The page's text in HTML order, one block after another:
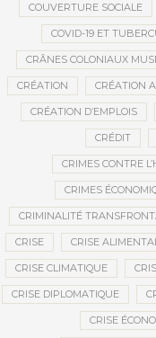
COUVERTURE SOCIALE
COVID-19 ET
CRÂNES COLONIAUX
CRÉATION CRÉATION
CRÉATION D’EMPLOIS
CRÉDIT
CRIMES CONTRE
CRIMES
CRIMINALITÉ
CRISE CRISE
CRISE CLIMATIQUE
CRISE DIPLOMATIQUE
CRISE